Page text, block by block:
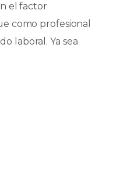
el factor
como profesional
laboral. Ya sea